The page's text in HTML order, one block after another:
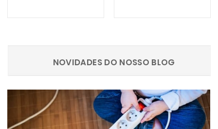
NOVIDADES DO NOSSO BLOG